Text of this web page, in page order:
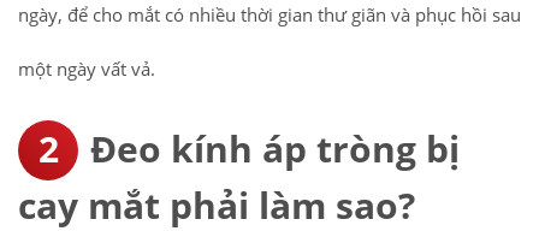
ngày, để cho mắt có nhiều thời gian thư giãn và phục hồi sau
một ngày vất vả.
Đeo kính áp tròng bị
cay mắt phải làm sao?